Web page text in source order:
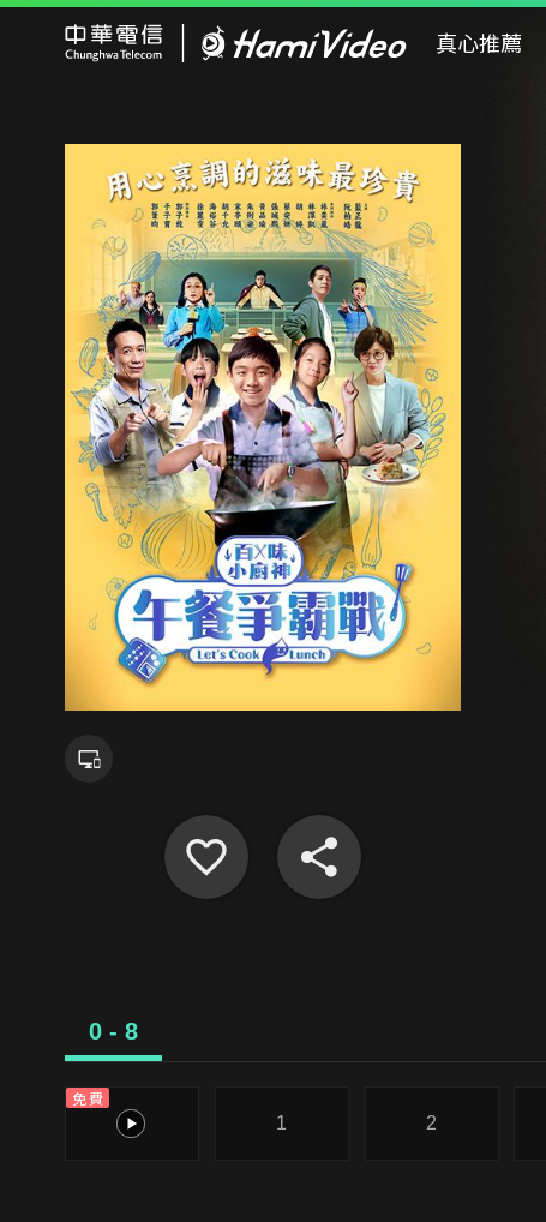
真心推薦
0 - 8
免費
0
1 2